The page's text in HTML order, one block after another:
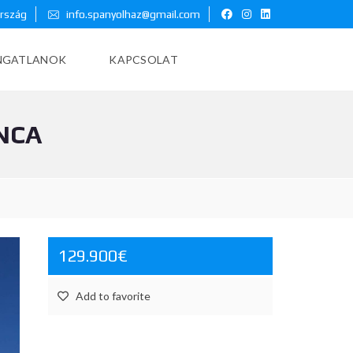
info.spanyolhaz@gmail.com
KAPCSOLAT
129.900€
Add to favorite